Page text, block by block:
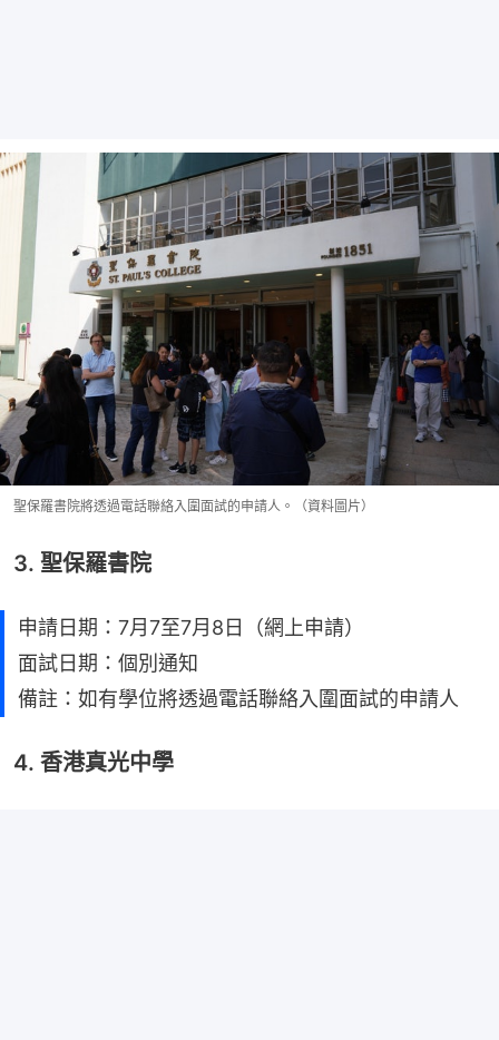
聖保羅書院將透過電話聯絡入圍面試的申請人。（資料圖片）
3. 聖保羅書院
申請日期：7月7至7月8日（網上申請）
面試日期：個別通知
備註：如有學位將透過電話聯絡入圍面試的申請人
4. 香港真光中學